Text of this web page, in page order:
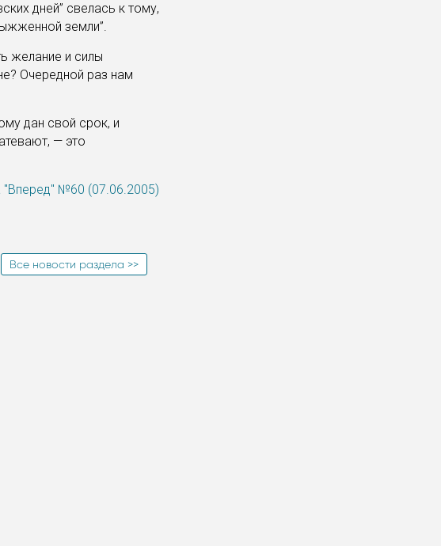
дней” свелась к тому,
земли”.
желание и силы
Очередной раз нам
дан свой срок, и
— это
"Вперед" №60 (07.06.2005)
Все новости раздела >>